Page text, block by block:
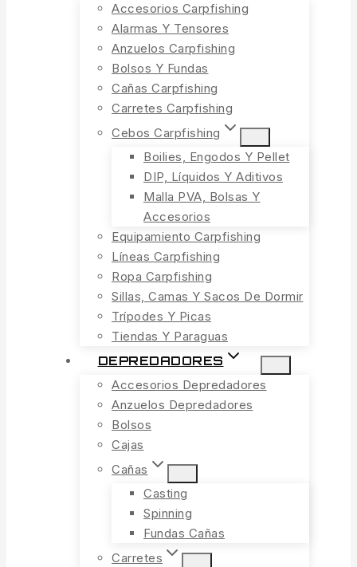
Accesorios Carpfishing
Alarmas Y Tensores
Anzuelos Carpfishing
Bolsos Y Fundas
Cañas Carpfishing
Carretes Carpfishing
Cebos Carpfishing
Boilies, Engodos Y Pellet
DIP, Líquidos Y Aditivos
Malla PVA, Bolsas Y
Accesorios
Equipamiento Carpfishing
Líneas Carpfishing
Ropa Carpfishing
Sillas, Camas Y Sacos De Dormir
Trípodes Y Picas
Tiendas Y Paraguas
DEPREDADORES
Accesorios Depredadores
Anzuelos Depredadores
Bolsos
Cajas
Cañas
Casting
Spinning
Fundas Cañas
Carretes